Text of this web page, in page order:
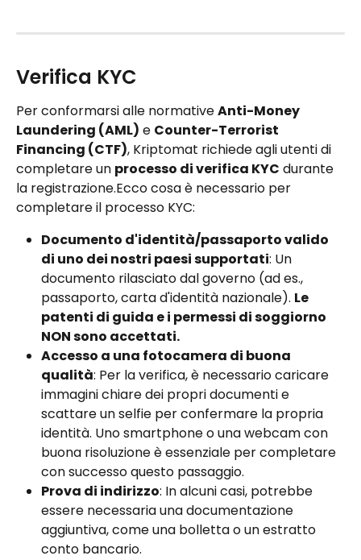
Verifica KYC
Per conformarsi alle normative Anti-Money
Laundering (AML) e Counter-Terrorist
Financing (CTF), Kriptomat richiede agli utenti di
completare un processo di verifica KYC durante
la registrazione.Ecco cosa è necessario per
completare il processo KYC:
Documento d'identità/passaporto valido
di uno dei nostri paesi supportati: Un
documento rilasciato dal governo (ad es.,
passaporto, carta d'identità nazionale). Le
patenti di guida e i permessi di soggiorno
NON sono accettati.
Accesso a una fotocamera di buona
qualità: Per la verifica, è necessario caricare
immagini chiare dei propri documenti e
scattare un selfie per confermare la propria
identità. Uno smartphone o una webcam con
buona risoluzione è essenziale per completare
con successo questo passaggio.
Prova di indirizzo: In alcuni casi, potrebbe
essere necessaria una documentazione
aggiuntiva, come una bolletta o un estratto
conto bancario.